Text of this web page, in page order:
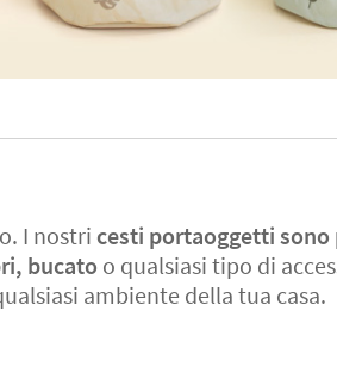
I nostri cesti portaoggetti
bucato o qualsiasi tipo di
ambiente della tua casa.